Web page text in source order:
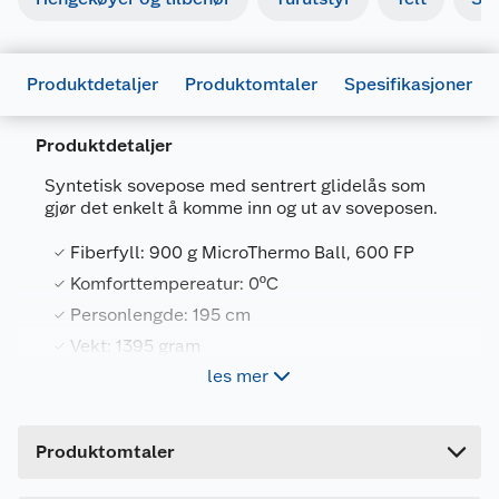
Produktdetaljer Produktomtaler Spesifikasjoner
Produktdetaljer
Syntetisk sovepose med sentrert glidelås som
gjør det enkelt å komme inn og ut av soveposen.
Fiberfyll: 900 g MicroThermo Ball, 600 FP
Komforttempereatur: 0ºC
Personlengde: 195 cm
Vekt: 1395 gram
skall for å sikre best ytelse.
les mer
Produktomtaler
Artikkelnummer
5709388111814
Leverandørens artikkelnummer
250229
Størrelse
Farge